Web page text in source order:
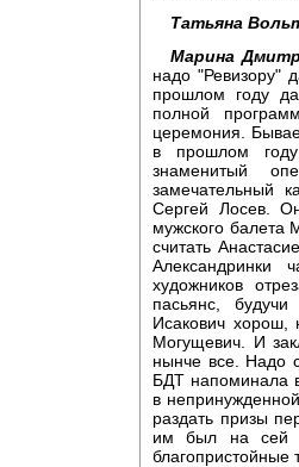
Татьяна
Марина
надо "Ревизору"
прошлом году
полной
церемония.
в прошлом
знаменитый
замечательный
Сергей Лосев.
мужского балета
считать
Александринки
художников
пасьянс,
Исакович хорош,
Могущевич. И
нынче все. Надо
БДТ напоминала
в
раздать призы
им был на сей
благопристойные